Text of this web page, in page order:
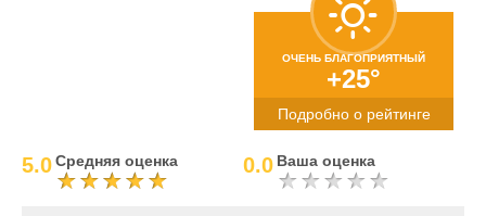
ОЧЕНЬ БЛАГОПРИЯТНЫЙ
+25°
Подробно о рейтинге
5.0Средняя оценка 0.0 Ваша оценка